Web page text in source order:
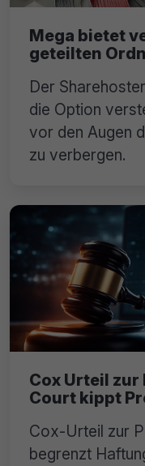
Mega bietet
geteilten
Der
die Option
vor den Augen
zu verbergen.
Cox Urteil
Court kippt
Cox-Urteil zur
begrenzt